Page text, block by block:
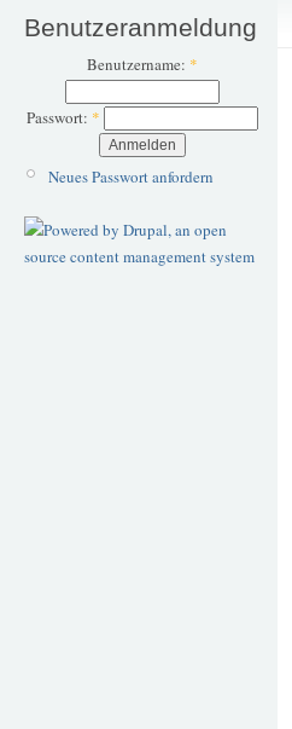
Benutzeranmeldung
Benutzername: *
Passwort: *
Neues Passwort anfordern